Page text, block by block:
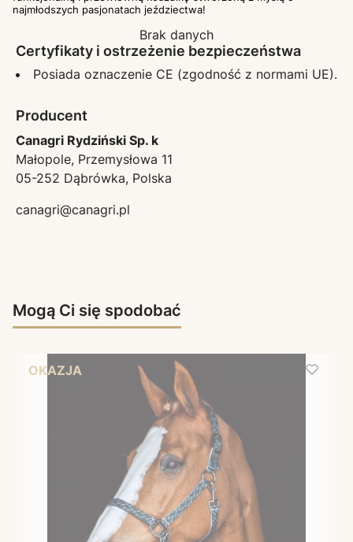
najmłodszych pasjonatach jeździectwa!
Brak danych
Certyfikaty i ostrzeżenie bezpieczeństwa
Posiada oznaczenie CE (zgodność z normami UE).
Producent
Canagri Rydziński Sp. k
Małopole, Przemysłowa 11
05-252 Dąbrówka, Polska
canagri@canagri.pl
Mogą Ci się spodobać
OKAZJA